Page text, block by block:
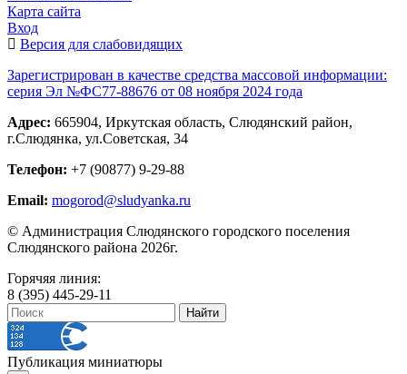
Карта сайта
Вход
Версия для слабовидящих
Зарегистрирован в качестве средства массовой информации:
серия Эл №ФС77-88676 от 08 ноября 2024 года
Адрес: 665904, Иркутская область, Слюдянский район,
г.Слюдянка, ул.Советская, 34
Телефон: +7 (90877) 9-29-88
Email: mogorod@sludyanka.ru
© Администрация Слюдянского городского поселения
Слюдянского района 2026г.
Горячяя линия:
8 (395) 445-29-11
Публикация миниатюры